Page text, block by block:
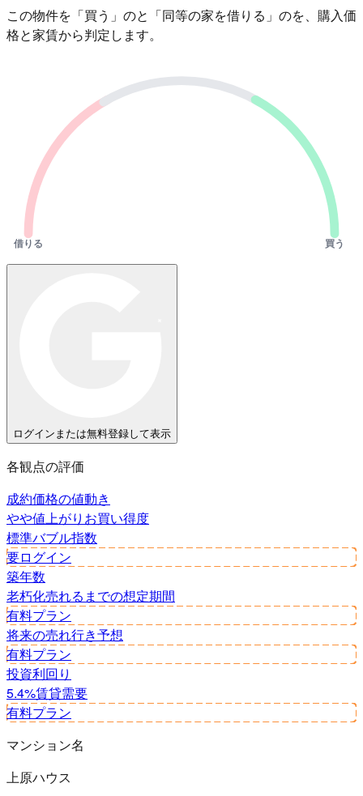
この物件を「買う」のと「同等の家を借りる」のを、購入価
格と家賃から判定します。
借りる 買う
ログインまたは無料登録して表示
各観点の評価
成約価格の値動き
やや値上がり お買い得度
標準バブル指数
要ログイン
築年数
老朽化売れるまでの想定期間
有料プラン
将来の売れ行き予想
有料プラン
投資利回り
5.4%賃貸需要
有料プラン
マンション名
上原ハウス